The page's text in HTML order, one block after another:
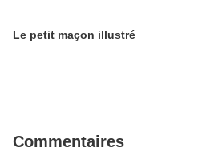
Le petit maçon illustré
Commentaires